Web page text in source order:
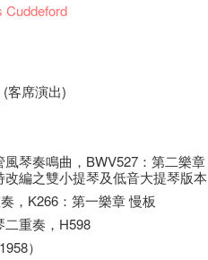
Cuddeford
(客席演出)
風琴奏鳴曲，BWV527：第二樂
改編之雙小提琴及低音大提琴版
，K266：第一樂章 慢板
二重奏，H598
）